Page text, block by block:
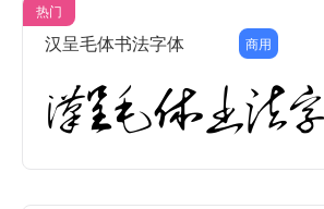
热门
汉呈毛体书法字体 商用